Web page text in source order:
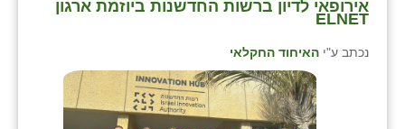
אירופאי לדיון ברשות החדשנות ביוזמת ארגון
ELNET⁩
נכתב ע"י האיחוד החקלאי